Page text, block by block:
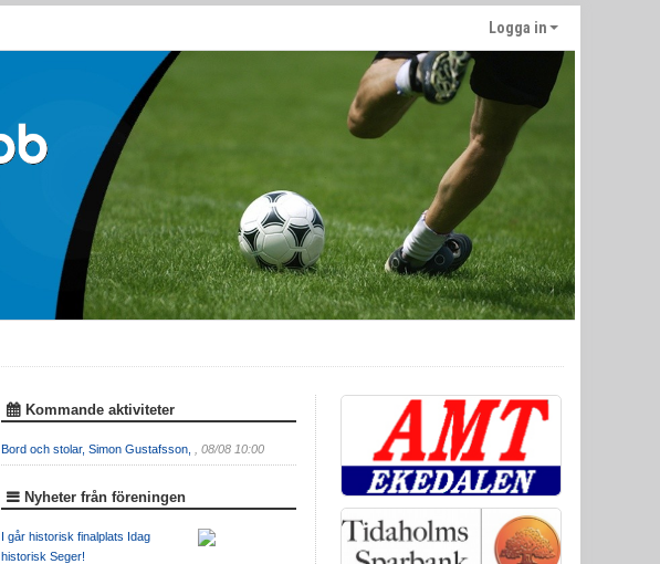
Logga in
Kommande aktiviteter
Bord och stolar, Simon Gustafsson, , 08/08 10:00
Nyheter från föreningen
I går historisk finalplats Idag
historisk Seger!